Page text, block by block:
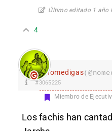
Último editado 1 año
4
nomedigas
#3065225
Miembro de
Los fachis han